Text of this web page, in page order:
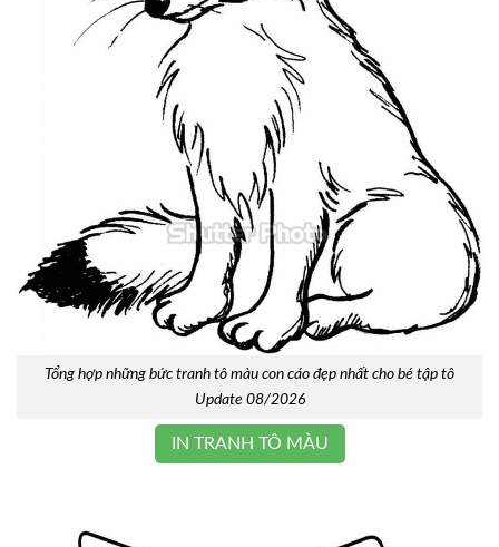
Tổng hợp những bức tranh tô màu con cáo đẹp nhất cho bé tập tô
Update 08/2026
IN TRANH TÔ MÀU